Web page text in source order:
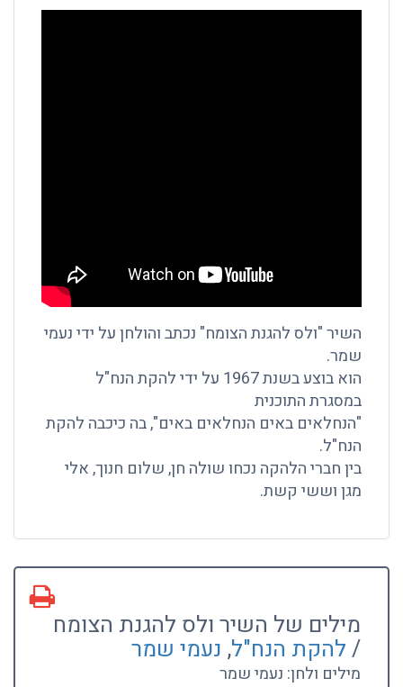
השיר "ולס להגנת הצומח" נכתב והולחן על ידי נעמי
שמר.
הוא בוצע בשנת 1967 על ידי להקת הנח"ל
במסגרת התוכנית
"הנחלאים באים הנחלאים באים", בה כיכבה להקת
הנח"ל.
בין חברי הלהקה נכחו שולה חן, שלום חנוך, אלי
מגן וששי קשת.
מילים של השיר ולס להגנת הצומח
/להקת הנח"ל, נעמי שמר
מילים ולחן: נעמי שמר